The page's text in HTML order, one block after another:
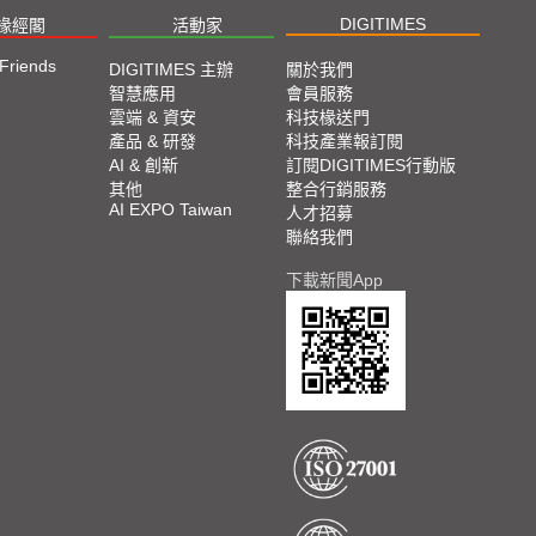
經閣 活動家 DIGITIMES
DIGITIMES 主辦
智慧應用
雲端 & 資安
產品 & 研發
AI & 創新
其他
AI EXPO Taiwan
關於我們
會員服務
科技椽送門
科技產業報訂閱
訂閱DIGITIMES行動版
整合行銷服務
人才招募
聯絡我們
下載新聞App